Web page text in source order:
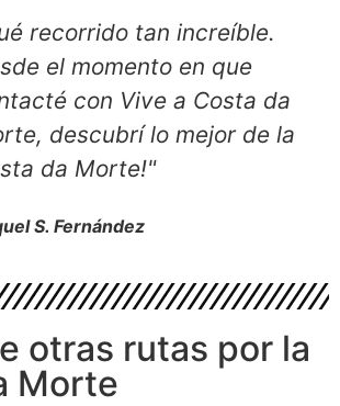
recorrido tan increíble.
el momento en que
con Vive a Costa da
descubrí lo mejor de la
da Morte!"
S. Fernández
otras rutas por la
Morte